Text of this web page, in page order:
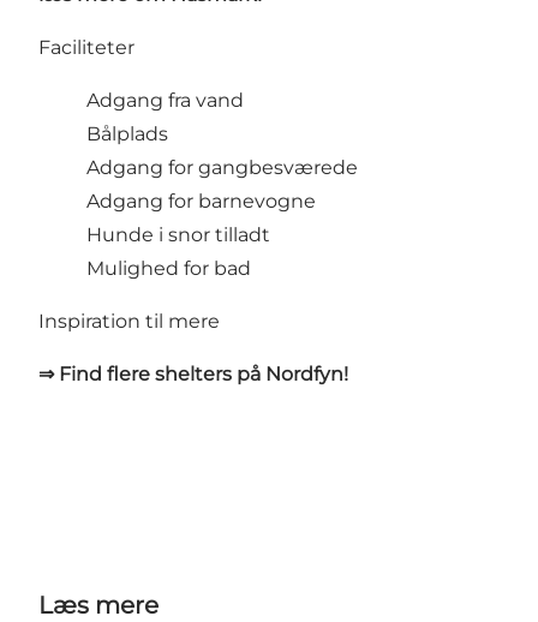
Faciliteter
Adgang fra vand
Bålplads
Adgang for gangbesværede
Adgang for barnevogne
Hunde i snor tilladt
Mulighed for bad
Inspiration til mere
⇒ Find flere shelters på Nordfyn!
Læs mere